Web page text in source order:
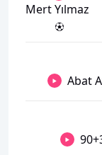
Mert Yılmaz
Abat